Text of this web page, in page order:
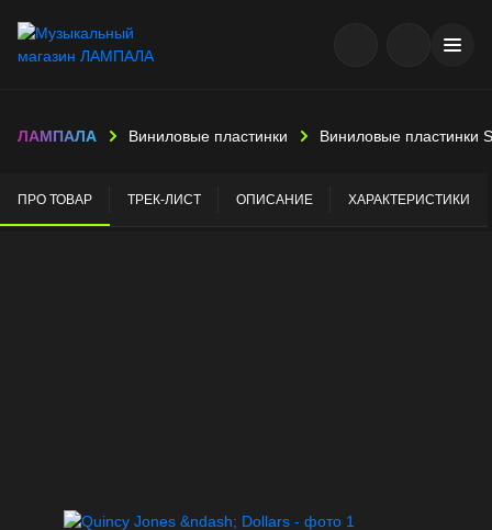
ЛАМПАЛА Виниловые пластинки Виниловые пластинки
ПРО ТОВАР ТРЕК-ЛИСТ ОПИСАНИЕ ХАРАКТЕРИСТИКИ